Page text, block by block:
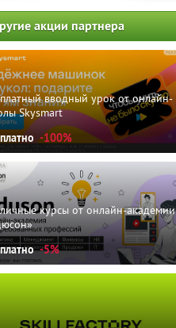
акции партнера
вводный урок от онлайн-
Skysmart
-100%
курсы от онлайн-академии
-5%